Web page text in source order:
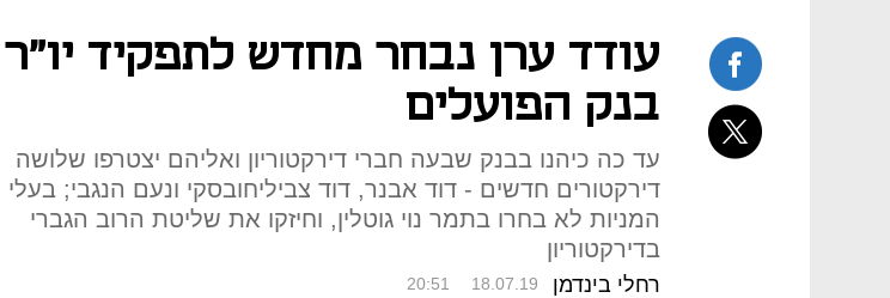
עודד ערן נבחר מחדש לתפקיד יו"ר
בנק הפועלים
עד כה כיהנו בבנק שבעה חברי דירקטוריון ואליהם יצטרפו שלושה
דירקטורים חדשים - דוד אבנר, דוד צביליחובסקי ונעם הנגבי; בעלי
המניות לא בחרו בתמר נוי גוטלין, וחיזקו את שליטת הרוב הגברי
בדירקטוריון
רחלי בינדמן 20:51 18.07.19